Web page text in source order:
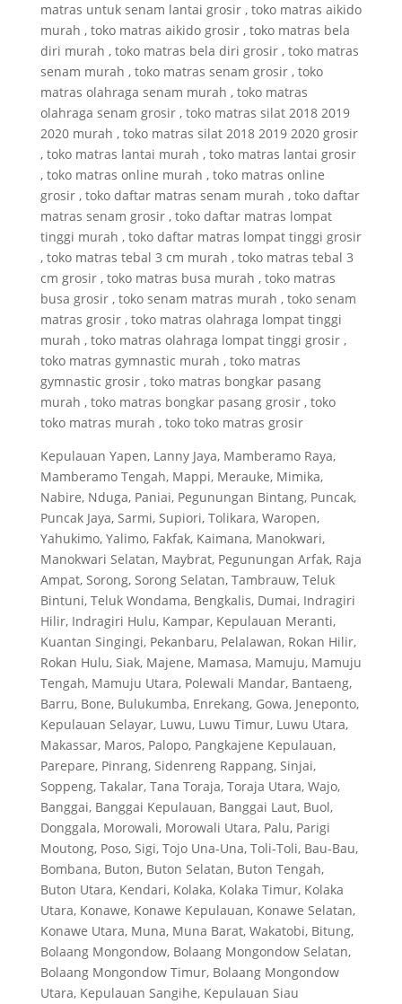
matras untuk senam lantai grosir , toko matras aikido
murah , toko matras aikido grosir , toko matras bela
diri murah , toko matras bela diri grosir , toko matras
senam murah , toko matras senam grosir , toko
matras olahraga senam murah , toko matras
olahraga senam grosir , toko matras silat 2018 2019
2020 murah , toko matras silat 2018 2019 2020 grosir
, toko matras lantai murah , toko matras lantai grosir
, toko matras online murah , toko matras online
grosir , toko daftar matras senam murah , toko daftar
matras senam grosir , toko daftar matras lompat
tinggi murah , toko daftar matras lompat tinggi grosir
, toko matras tebal 3 cm murah , toko matras tebal 3
cm grosir , toko matras busa murah , toko matras
busa grosir , toko senam matras murah , toko senam
matras grosir , toko matras olahraga lompat tinggi
murah , toko matras olahraga lompat tinggi grosir ,
toko matras gymnastic murah , toko matras
gymnastic grosir , toko matras bongkar pasang
murah , toko matras bongkar pasang grosir , toko
toko matras murah , toko toko matras grosir
Kepulauan Yapen, Lanny Jaya, Mamberamo Raya,
Mamberamo Tengah, Mappi, Merauke, Mimika,
Nabire, Nduga, Paniai, Pegunungan Bintang, Puncak,
Puncak Jaya, Sarmi, Supiori, Tolikara, Waropen,
Yahukimo, Yalimo, Fakfak, Kaimana, Manokwari,
Manokwari Selatan, Maybrat, Pegunungan Arfak, Raja
Ampat, Sorong, Sorong Selatan, Tambrauw, Teluk
Bintuni, Teluk Wondama, Bengkalis, Dumai, Indragiri
Hilir, Indragiri Hulu, Kampar, Kepulauan Meranti,
Kuantan Singingi, Pekanbaru, Pelalawan, Rokan Hilir,
Rokan Hulu, Siak, Majene, Mamasa, Mamuju, Mamuju
Tengah, Mamuju Utara, Polewali Mandar, Bantaeng,
Barru, Bone, Bulukumba, Enrekang, Gowa, Jeneponto,
Kepulauan Selayar, Luwu, Luwu Timur, Luwu Utara,
Makassar, Maros, Palopo, Pangkajene Kepulauan,
Parepare, Pinrang, Sidenreng Rappang, Sinjai,
Soppeng, Takalar, Tana Toraja, Toraja Utara, Wajo,
Banggai, Banggai Kepulauan, Banggai Laut, Buol,
Donggala, Morowali, Morowali Utara, Palu, Parigi
Moutong, Poso, Sigi, Tojo Una-Una, Toli-Toli, Bau-Bau,
Bombana, Buton, Buton Selatan, Buton Tengah,
Buton Utara, Kendari, Kolaka, Kolaka Timur, Kolaka
Utara, Konawe, Konawe Kepulauan, Konawe Selatan,
Konawe Utara, Muna, Muna Barat, Wakatobi, Bitung,
Bolaang Mongondow, Bolaang Mongondow Selatan,
Bolaang Mongondow Timur, Bolaang Mongondow
Utara, Kepulauan Sangihe, Kepulauan Siau